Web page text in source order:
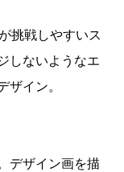
挑戦しやすいス
しないようなエ
ザイン。
デザイン画を描